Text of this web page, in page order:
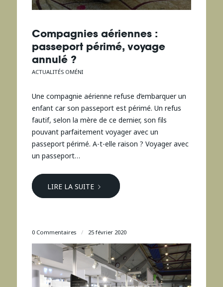
Compagnies aériennes :
passeport périmé, voyage
annulé ?
ACTUALITÉS OMÉNI
Une compagnie aérienne refuse d’embarquer un
enfant car son passeport est périmé. Un refus
fautif, selon la mère de ce dernier, son fils
pouvant parfaitement voyager avec un
passeport périmé. A-t-elle raison ? Voyager avec
un passeport…
LIRE LA SUITE
0 Commentaires / 25 février 2020